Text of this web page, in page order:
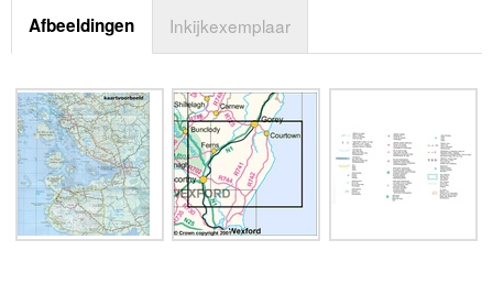
Afbeeldingen Inkijkexemplaar